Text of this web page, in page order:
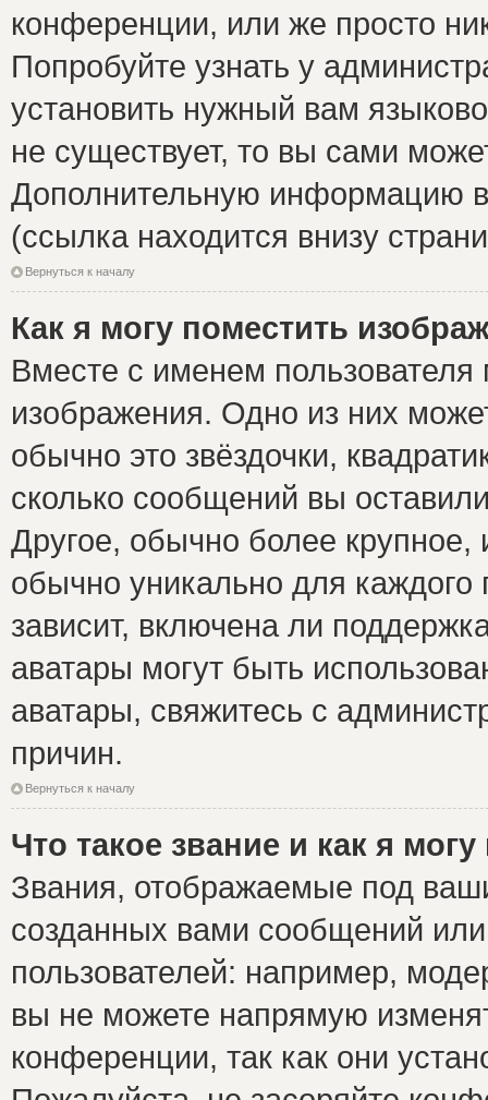
конференции, или же просто
Попробуйте узнать у
установить нужный вам
не существует, то вы сами
Дополнительную информацию
(ссылка находится внизу
Вернуться к началу
Как я могу поместить
Вместе с именем пользователя
изображения. Одно из них
обычно это звёздочки,
сколько сообщений вы
Другое, обычно более крупное,
обычно уникально для каждого
зависит, включена ли
аватары могут быть
аватары, свяжитесь с
причин.
Вернуться к началу
Что такое звание и как я
Звания, отображаемые под
созданных вами сообщений
пользователей: например,
вы не можете напрямую
конференции, так как они